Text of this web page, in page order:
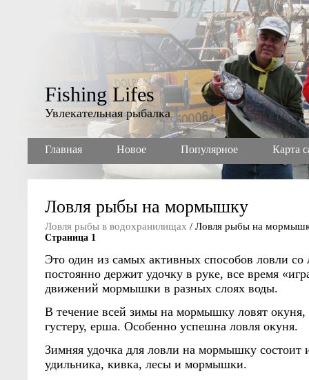
Fishing Lifes
Увлекательная рыбалка
Главная Новое Популярное Карта
Ловля рыбы на мормышку
Ловля рыбы в водохранилищах / Ловля рыбы на
Страница 1
Это один из самых активных способов ловли со
постоянно держит удочку в руке, все время
движений мормышки в разных слоях воды.
В течение всей зимы на мормышку ловят окуня,
густеру, ерша. Особенно успешна ловля окуня.
Зимняя удочка для ловли на мормышку состоит
удильника, кивка, лесы и мормышки.